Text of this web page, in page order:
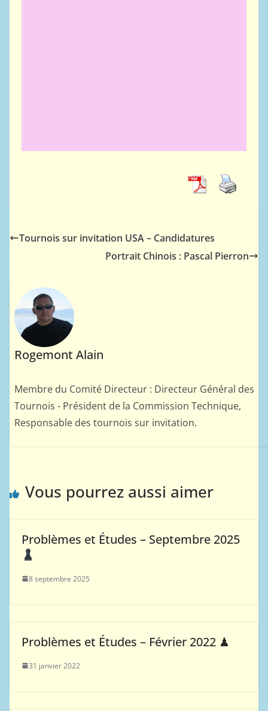
Tournois sur invitation USA – Candidatures
Portrait Chinois : Pascal Pierron
Rogemont Alain
Membre du Comité Directeur : Directeur Général des
Tournois - Président de la Commission Technique,
Responsable des tournois sur invitation.
Vous pourrez aussi aimer
Problèmes et Études – Septembre 2025
8 septembre 2025
Problèmes et Études – Février 2022 ♟
31 janvier 2022